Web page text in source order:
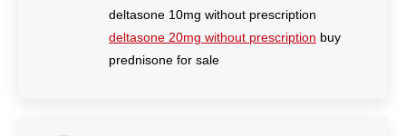
deltasone 10mg without prescription
deltasone 20mg without prescription buy
prednisone for sale